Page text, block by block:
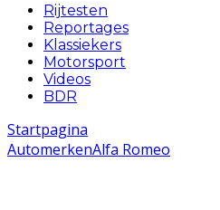
Rijtesten
Reportages
Klassiekers
Motorsport
Videos
BDR
Startpagina
AutomerkenAlfa Romeo